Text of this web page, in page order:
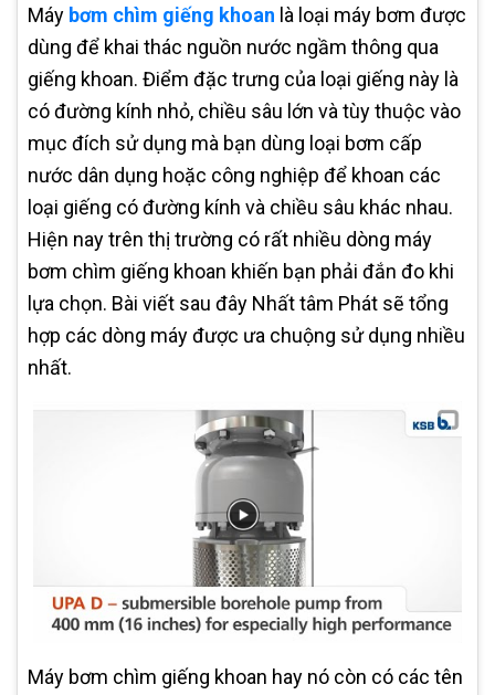
Máy bơm chìm giếng khoan là loại máy bơm được
dùng để khai thác nguồn nước ngầm thông qua
giếng khoan. Điểm đặc trưng của loại giếng này là
có đường kính nhỏ, chiều sâu lớn và tùy thuộc vào
mục đích sử dụng mà bạn dùng loại bơm cấp
nước dân dụng hoặc công nghiệp để khoan các
loại giếng có đường kính và chiều sâu khác nhau.
Hiện nay trên thị trường có rất nhiều dòng máy
bơm chìm giếng khoan khiến bạn phải đắn đo khi
lựa chọn. Bài viết sau đây Nhất tâm Phát sẽ tổng
hợp các dòng máy được ưa chuộng sử dụng nhiều
nhất.
Máy bơm chìm giếng khoan hay nó còn có các tên